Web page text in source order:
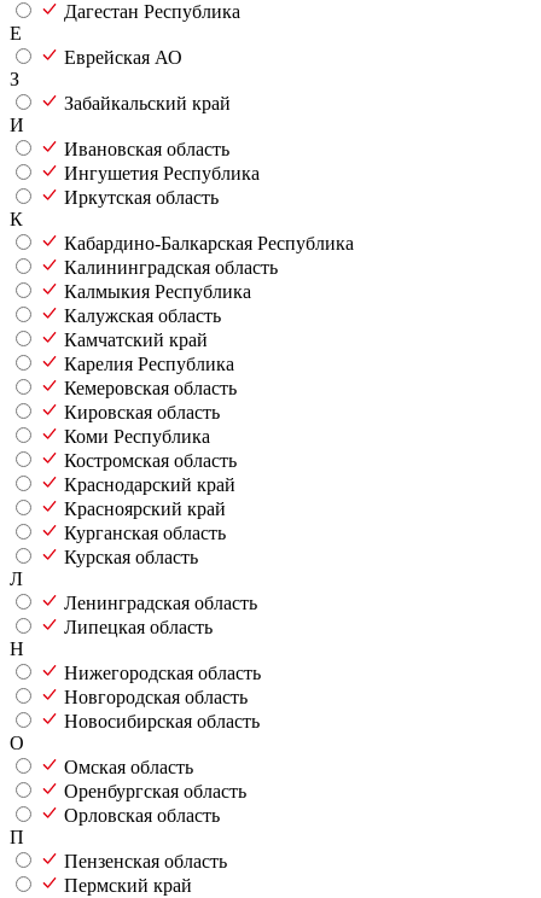
Дагестан Республика
Е
Еврейская АО
З
Забайкальский край
И
Ивановская область
Ингушетия Республика
Иркутская область
К
Кабардино-Балкарская Республика
Калининградская область
Калмыкия Республика
Калужская область
Камчатский край
Карелия Республика
Кемеровская область
Кировская область
Коми Республика
Костромская область
Краснодарский край
Красноярский край
Курганская область
Курская область
Л
Ленинградская область
Липецкая область
Н
Нижегородская область
Новгородская область
Новосибирская область
О
Омская область
Оренбургская область
Орловская область
П
Пензенская область
Пермский край